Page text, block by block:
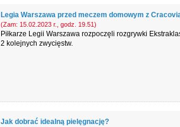
Legia Warszawa przed meczem domowym z
(Zam: 15.02.2023 r., godz. 19.51)
Piłkarze Legii Warszawa rozpoczęli rozgrywki
2 kolejnych zwycięstw.
Jak dobrać idealną pielęgnację?